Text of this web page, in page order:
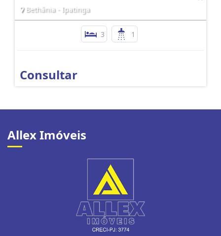
Bethânia - Ipatinga
3 1
Consultar
Allex Imóveis